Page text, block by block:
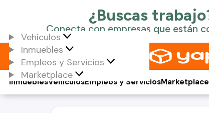
Vehículos
Inmuebles
Empleos y Servicios
Marketplace
Vehículos
Inmuebles Empleos y ServiciosMarketplace